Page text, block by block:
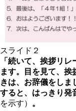
スライド２
「続いて、挨拶リ
ます。目を見て、挨
きは、お辞儀をしま
すると、はっきり発
を示す） 。